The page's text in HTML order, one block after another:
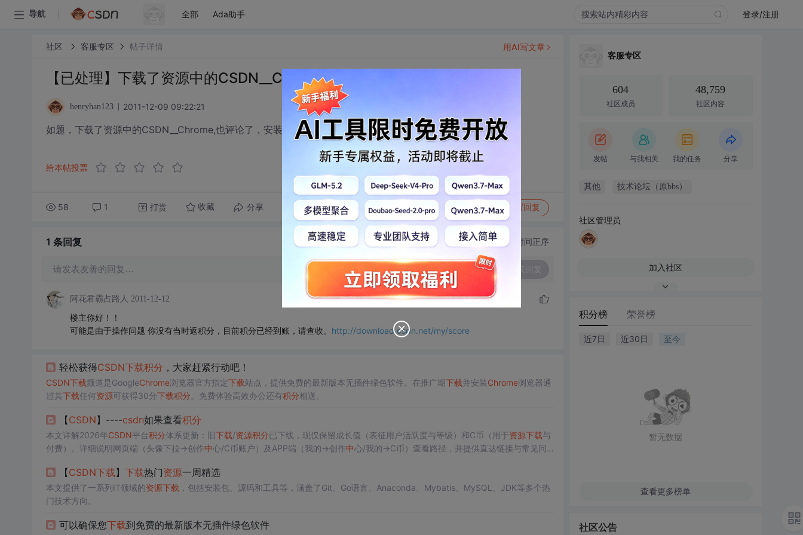
导航 全部 Ada助手 登录/注册
社区 客服专区 帖子详情
【已处理】下载了资源中的CSDN__Chrome,没有加下载积分
henryhan123 2011-12-09 09:22:21
如题，下载了资源中的CSDN__Chrome,也评论了，安装并用该浏览器下载了资源，为什么没加分？
给本帖投票
58 1 打赏 收藏 分享 转发到动态 举报 写回复
用AI写文章
1 条回复 切换为时间正序
请发表友善的回复…
阿花君霸占路人 2011-12-12
楼主你好！！
可能是由于操作问题 你没有当时返积分，目前积分已经到账，请查收。 http://download.csdn.net/my/score
轻松获得CSDN下载积分 ，大家赶紧行动吧！
CSDN下载频道是GoogleChrome浏览器官方指定下载站点，提供免费的最新版本无插件绿色软件。在推广期下载并安装Chrome浏览器通
过其下载任何资源可获得30分下载积分 。免费体验高效办公还有积分相送。
【CSDN】----csdn如果查看积分
本文详解2026年CSDN平台积分体系更新：旧下载/资源积分已下线，现仅保留成长值（表征用户活跃度与等级）和C币（用于资源下载与
付费）。详细说明网页端（头像下拉→创作中心/C币账户）及APP端（我的→创作中心/我的→C币）查看路径，并提供直达链接与常见问
【CSDN下载】 下载热门资源一周精选
本文提供了一系列IT领域的资源下载 ，包括安装包、源码和工具等，涵盖了Git、Go语言、Anaconda、Mybatis、MySQL、JDK等多个热
门技术方向。
可以确保您下载到免费的最新版本无插件绿色软件
客服专区
604
社区成员
48,759
社区内容
发帖 与我相关 我的任务 分享
其他 技术论坛（原bbs）
社区管理员
加入社区
积分榜 荣誉榜
近7日 近30日 至今
暂无数据
查看更多榜单
社区公告